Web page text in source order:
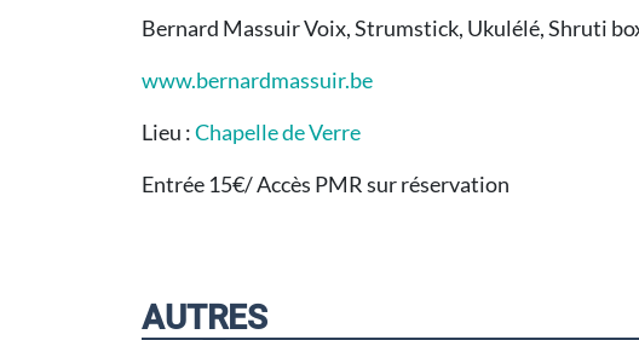
Bernard Massuir Voix, Strumstick, Ukulélé, Shruti
www.bernardmassuir.be
Lieu :Chapelle de Verre
Entrée 15€/ Accès PMR sur réservation
AUTRES